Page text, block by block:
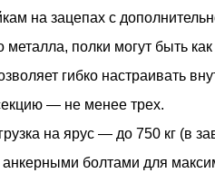
на зацепах с
металла, полки могут быть
гибко настраивать
— не менее трех.
на ярус — до 750 кг (в
болтами для